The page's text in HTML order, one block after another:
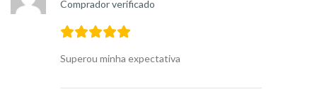
Comprador verificado
Superou minha expectativa